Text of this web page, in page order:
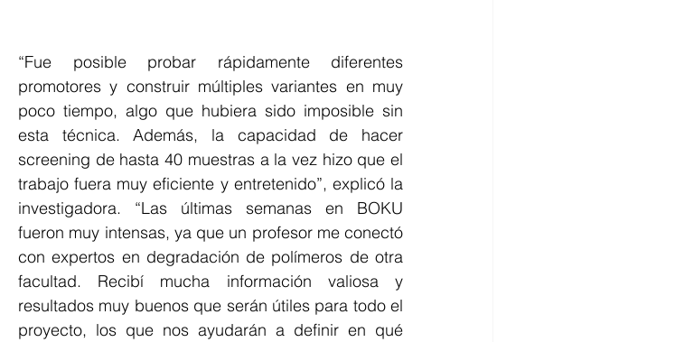
“Fue posible probar rápidamente diferentes
promotores y construir múltiples variantes en muy
poco tiempo, algo que hubiera sido imposible sin
esta técnica. Además, la capacidad de hacer
screening de hasta 40 muestras a la vez hizo que el
trabajo fuera muy eficiente y entretenido”, explicó la
investigadora. “Las últimas semanas en BOKU
fueron muy intensas, ya que un profesor me conectó
con expertos en degradación de polímeros de otra
facultad. Recibí mucha información valiosa y
resultados muy buenos que serán útiles para todo el
proyecto, los que nos ayudarán a definir en qué